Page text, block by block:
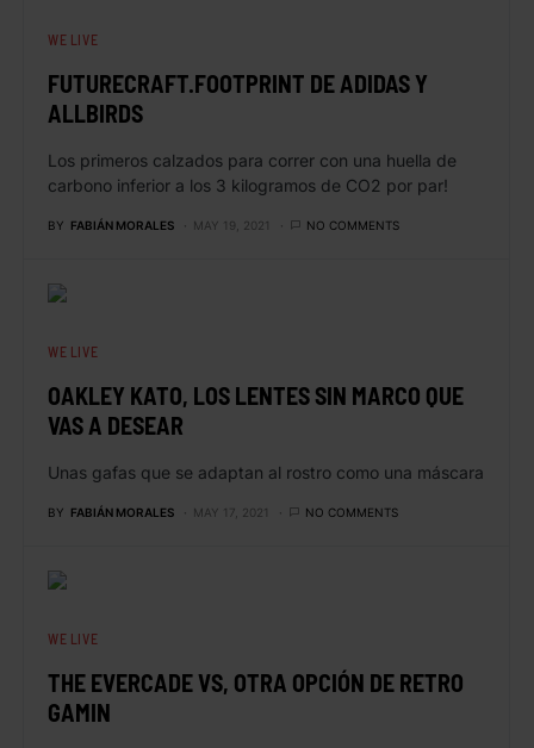
WE LIVE
FUTURECRAFT.FOOTPRINT DE ADIDAS Y
ALLBIRDS
Los primeros calzados para correr con una huella de
carbono inferior a los 3 kilogramos de CO2 por par!
BY FABIÁN MORALES MAY 19, 2021 NO COMMENTS
WE LIVE
OAKLEY KATO, LOS LENTES SIN MARCO QUE
VAS A DESEAR
Unas gafas que se adaptan al rostro como una máscara
BY FABIÁN MORALES MAY 17, 2021 NO COMMENTS
WE LIVE
THE EVERCADE VS, OTRA OPCIÓN DE RETRO
GAMIN